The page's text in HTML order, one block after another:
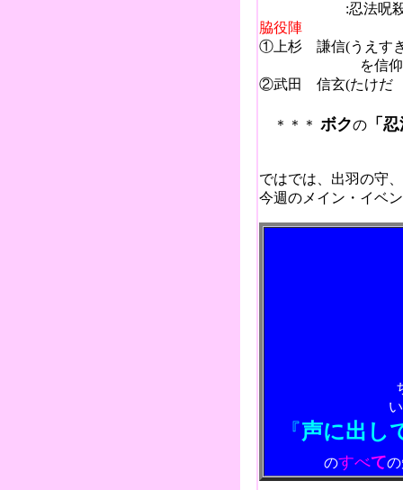
:忍法呪殺の術(
脇役陣
①上杉 謙信(うえす
を信仰した。天
②武田 信玄(たけだ
＊＊＊ ボクの 「
ではでは、出羽の守
今週のメイン・イベン
『声に出し
のすべて